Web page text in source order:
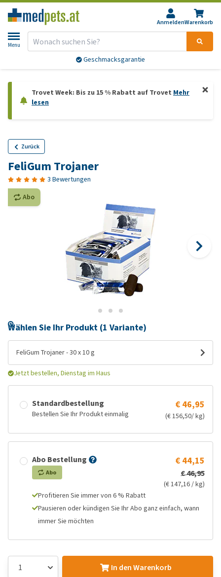
AnmeldenWarenkorb
Menu
Geschmacksgarantie
Trovet Week: Bis zu 15 % Rabatt auf Trovet Mehr
lesen
Zurück
FeliGum Trojaner
3 Bewertungen
Abo
Wählen Sie Ihr Produkt (1 Variante)
FeliGum Trojaner - 30 x 10 g
Jetzt bestellen, Dienstag im Haus
Standardbestellung
Bestellen Sie Ihr Produkt einmalig
€ 46,95
(€ 156,50/ kg)
Abo Bestellung
Abo
€ 44,15
€ 46,95
(€ 147,16 / kg)
Profitieren Sie immer von 6 % Rabatt
Pausieren oder kündigen Sie Ihr Abo ganz einfach, wann
immer Sie möchten
In den Warenkorb